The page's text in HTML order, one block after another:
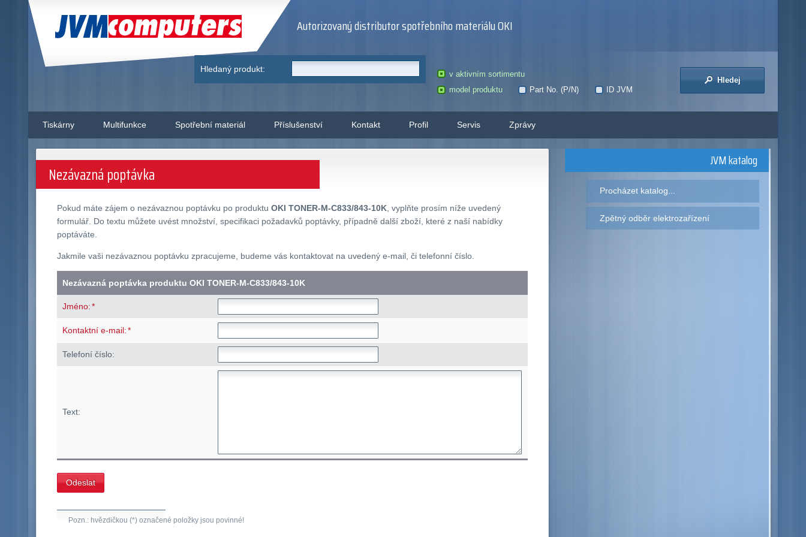
JVM Computers Autorizovaný distributor spotřebního materiálu OKI
Hledaný produkt:
v aktivním sortimentu
model produktu
Part No. (P/N) ID JVM
Hledej
Tiskárny Multifunkce Spotřební materiál Příslušenství Kontakt Profil Servis Zprávy
Nezávazná poptávka
Pokud máte zájem o nezávaznou poptávku po produktu OKI TONER-M-C833/843-10K, vyplňte prosím níže uvedený
formulář. Do textu můžete uvést množství, specifikaci požadavků poptávky, případně další zboží, které z naší nabídky
poptáváte.
Jakmile vaši nezávaznou poptávku zpracujeme, budeme vás kontaktovat na uvedený e-mail, či telefonní číslo.
Nezávazná poptávka produktu OKI TONER-M-C833/843-10K
Jméno: *
Kontaktní e-mail: *
Telefoní číslo:
Text:
Pozn.: hvězdičkou (*) označené položky jsou povinné!
JVM katalog
Procházet katalog...
Zpětný odběr elektrozařízení